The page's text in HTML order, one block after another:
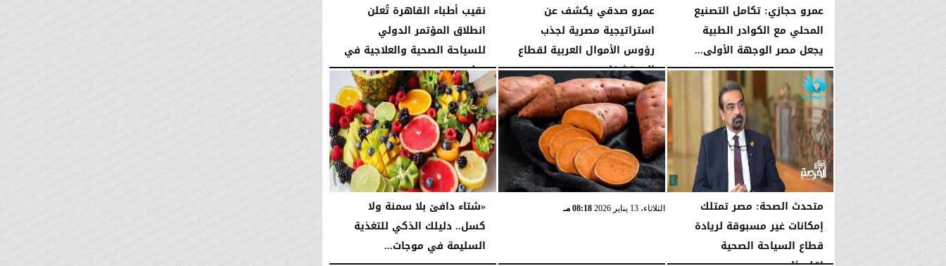
عمرو حجازي: تكامل التصنيع
المحلي مع الكوادر الطبية
يجعل مصر الوجهة الأولى...
السبت، 2 مايو 2026 01:29 صـ
عمرو صدقي يكشف عن
استراتيجية مصرية لجذب
رؤوس الأموال العربية لقطاع
الاستشفاء
السبت، 2 مايو 2026 01:27 صـ
نقيب أطباء القاهرة تُعلن
انطلاق المؤتمر الدولي
للسياحة الصحية والعلاجية في
يوليو...
السبت، 2 مايو 2026 01:25 صـ
​متحدث الصحة: مصر تمتلك
إمكانات غير مسبوقة لريادة
قطاع السياحة الصحية
الثلاثاء، 13 يناير 2026 08:18 مـ
«شتاء دافئ بلا سمنة ولا
كسل.. دليلك الذكي للتغذية
السليمة في موجات...